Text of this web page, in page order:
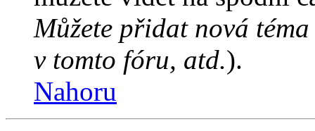
Můžete přidat nová
v tomto fóru, atd.).
Nahoru